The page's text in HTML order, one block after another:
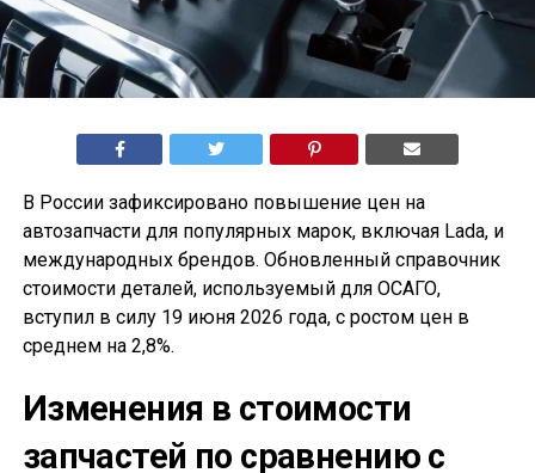
В России зафиксировано повышение цен на
автозапчасти для популярных марок, включая Lada, и
международных брендов. Обновленный справочник
стоимости деталей, используемый для ОСАГО,
вступил в силу 19 июня 2026 года, с ростом цен в
среднем на 2,8%.
Изменения в стоимости
запчастей по сравнению с